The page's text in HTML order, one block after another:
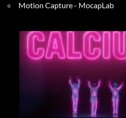
Motion Capture - MocapLab